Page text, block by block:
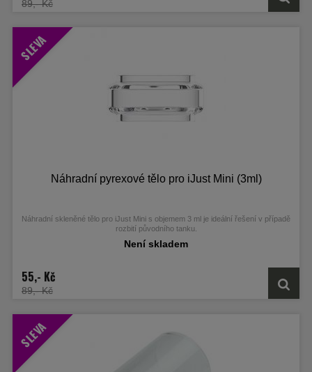
89,- Kč
SLEVA
Náhradní pyrexové tělo pro iJust Mini (3ml)
Náhradní skleněné tělo pro iJust Mini s objemem 3 ml je ideální řešení v případě
rozbití původního tanku.
Není skladem
55,- Kč
89,- Kč
SLEVA